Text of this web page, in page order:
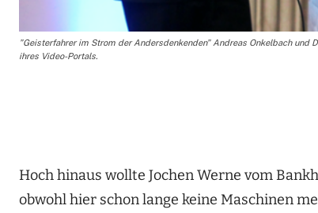
"Geisterfahrer im Strom der Andersdenkenden" Andreas Onkelbach und
ihres Video-Portals.
Hoch hinaus wollte Jochen Werne vom
obwohl hier schon lange keine Maschinen